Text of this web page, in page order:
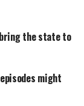
the state to
might